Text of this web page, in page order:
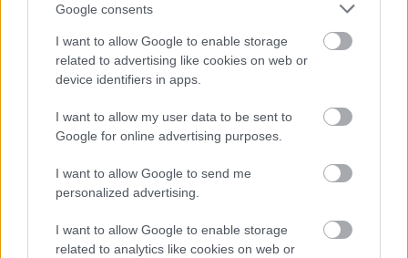
Google consents
I want to allow Google to enable storage
related to advertising like cookies on web or
device identifiers in apps.
I want to allow my user data to be sent to
Google for online advertising purposes.
I want to allow Google to send me
personalized advertising.
I want to allow Google to enable storage
related to analytics like cookies on web or
Budapesti mozik, hol vagytok?
Budapesten először 1896-ban került sor
mozgóképes előadásra, a Váci utcában vetítettek egy
ház külső falára, alig fél évvel az után, hogy 1895.
december 28-án a Lumiére fivérek megnyitották a
világ első, rendszeresen működő filmvetítő helyét.
Két hónappal később,…